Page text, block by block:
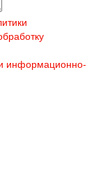
информационно-